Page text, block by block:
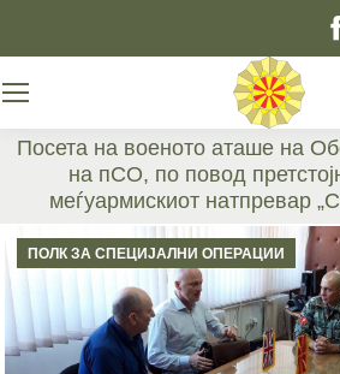
Посета на военото аташе на
на пСО, по повод
меѓуармискиот натпревар
You
ПОЛК ЗА СПЕЦИЈАЛНИ ОПЕРАЦИИ